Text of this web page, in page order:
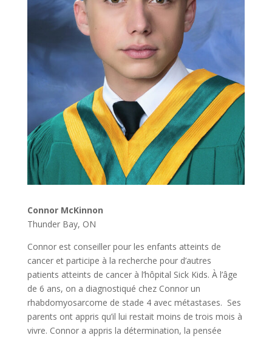
Connor McKinnon
Thunder Bay, ON
Connor est conseiller pour les enfants atteints de
cancer et participe à la recherche pour d’autres
patients atteints de cancer à l’hôpital Sick Kids. À l’âge
de 6 ans, on a diagnostiqué chez Connor un
rhabdomyosarcome de stade 4 avec métastases. Ses
parents ont appris qu’il lui restait moins de trois mois à
vivre. Connor a appris la détermination, la pensée